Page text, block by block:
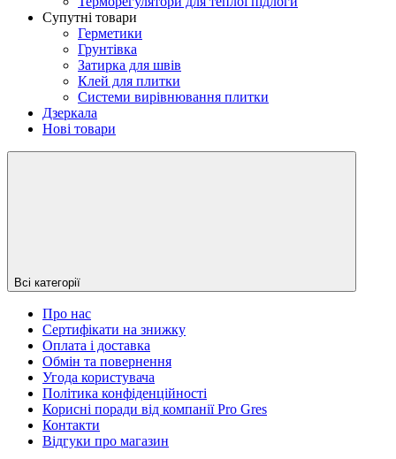
Супутні товари
Герметики
Грунтівка
Затирка для швів
Клей для плитки
Системи вирівнювання плитки
Дзеркала
Нові товари
Всі категорії
Про нас
Сертифікати на знижку
Оплата і доставка
Обмін та повернення
Угода користувача
Політика конфіденційності
Корисні поради від компанії Pro Gres
Контакти
Відгуки про магазин